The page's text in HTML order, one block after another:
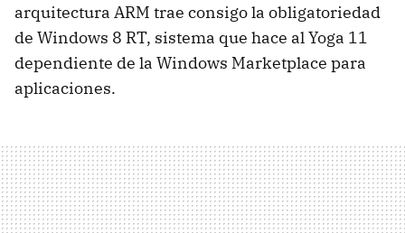
arquitectura ARM trae consigo la obligatoriedad
de Windows 8 RT, sistema que hace al Yoga 11
dependiente de la Windows Marketplace para
aplicaciones.